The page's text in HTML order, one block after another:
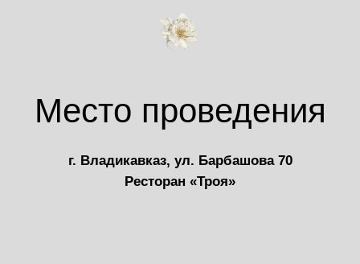
Место проведения
г. Владикавказ, ул. Барбашова 70
Ресторан «Троя»